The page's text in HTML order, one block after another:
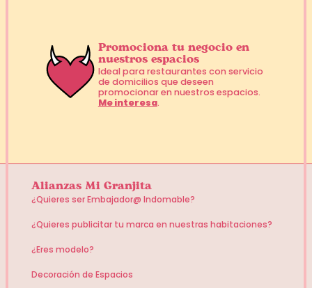
Promociona tu negocio en
nuestros espacios
Ideal para restaurantes con servicio
de domicilios que deseen
promocionar en nuestros espacios.
Me interesa.
Alianzas Mi Granjita
¿Quieres ser Embajador@ Indomable?
¿Quieres publicitar tu marca en nuestras habitaciones?
¿Eres modelo?
Decoración de Espacios